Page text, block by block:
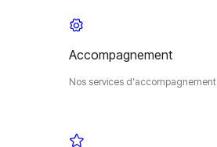
Accompagnement
Nos services d'accompagnement